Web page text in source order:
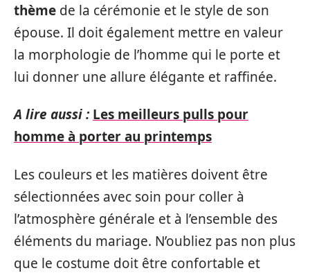
thème de la cérémonie et le style de son
épouse. Il doit également mettre en valeur
la morphologie de l’homme qui le porte et
lui donner une allure élégante et raffinée.
A lire aussi : Les meilleurs pulls pour
homme à porter au printemps
Les couleurs et les matières doivent être
sélectionnées avec soin pour coller à
l’atmosphère générale et à l’ensemble des
éléments du mariage. N’oubliez pas non plus
que le costume doit être confortable et